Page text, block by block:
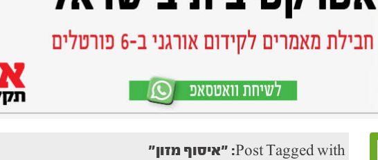
Post Tagged with: "איסוף מזון"